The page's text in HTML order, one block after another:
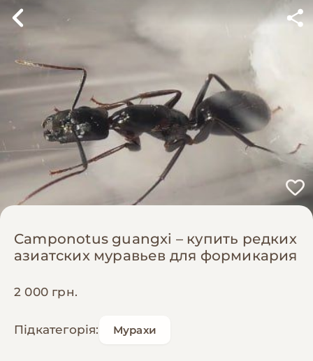
Camponotus guangxi – купить редких
азиатских муравьев для формикария
2 000 грн.
Підкатегорія: Мурахи